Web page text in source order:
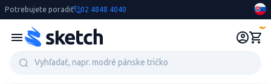
Potrebujete poradiť 02 4848 4040